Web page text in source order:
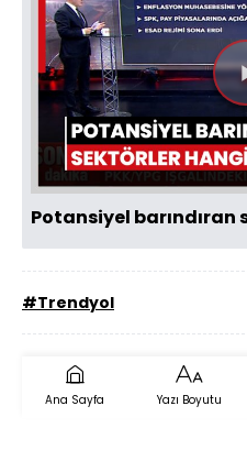
Potansiyel
#Trendyol
Ana Sayfa Yazı Boyutu